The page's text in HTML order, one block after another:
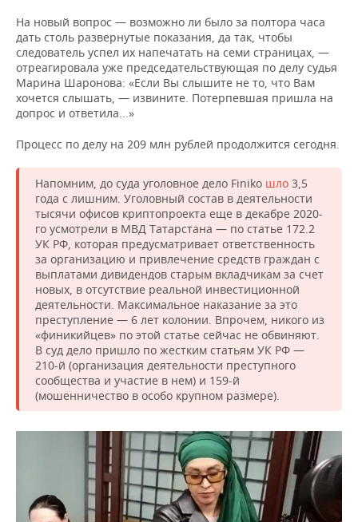
На новый вопрос — возможно ли было за полтора часа
дать столь развернутые показания, да так, чтобы
следователь успел их напечатать на семи страницах, —
отреагировала уже председательствующая по делу судья
Марина Шаронова: «Если Вы слышите не то, что Вам
хочется слышать, — извините. Потерпевшая пришла на
допрос и ответила...»
Процесс по делу на 209 млн рублей продолжится сегодня.
Напомним, до суда уголовное дело Finiko шло 3,5
года с лишним. Уголовный состав в деятельности
тысячи офисов криптопроекта еще в декабре 2020-
го усмотрели в МВД Татарстана — по статье 172.2
УК РФ, которая предусматривает ответственность
за организацию и привлечение средств граждан с
выплатами дивидендов старым вкладчикам за счет
новых, в отсутствие реальной инвестиционной
деятельности. Максимальное наказание за это
преступление — 6 лет колонии. Впрочем, никого из
«финикийцев» по этой статье сейчас не обвиняют.
В суд дело пришло по жестким статьям УК РФ —
210-й (организация деятельности преступного
сообщества и участие в нем) и 159-й
(мошенничество в особо крупном размере).